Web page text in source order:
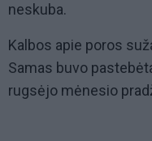
neskuba.
Kalbos apie poros
Samas buvo
rugsėjo mėnesio